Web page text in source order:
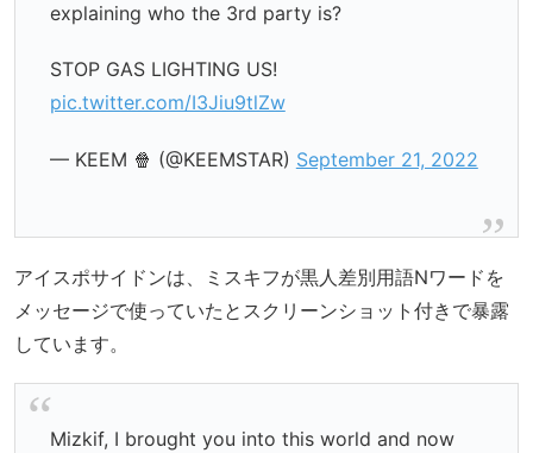
explaining who the 3rd party is?
STOP GAS LIGHTING US!
pic.twitter.com/I3Jiu9tlZw
— KEEM 🍿 (@KEEMSTAR) September 21, 2022
アイスポサイドンは、ミスキフが黒人差別用語Nワードを
メッセージで使っていたとスクリーンショット付きで暴露
しています。
Mizkif, I brought you into this world and now